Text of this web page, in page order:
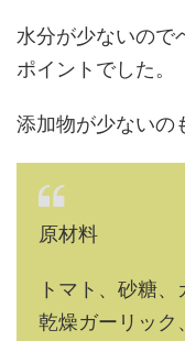
水分が少ないので
ポイントでした。
添加物が少ない
原材料
トマト、砂糖、
乾燥ガーリック